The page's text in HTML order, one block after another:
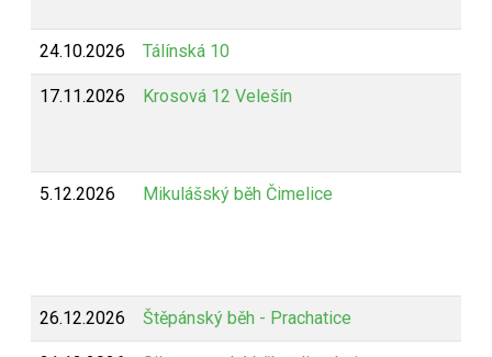
24.10.2026 Tálínská 10
17.11.2026 Krosová 12 Velešín
5.12.2026 Mikulášský běh Čimelice
26.12.2026 Štěpánský běh - Prachatice